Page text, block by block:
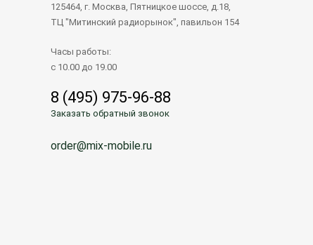
125464, г. Москва, Пятницкое шоссе, д.18,
ТЦ "Митинский радиорынок", павильон 154
Часы работы:
с 10.00 до 19.00
8 (495) 975-96-88
Заказать обратный звонок
order@mix-mobile.ru